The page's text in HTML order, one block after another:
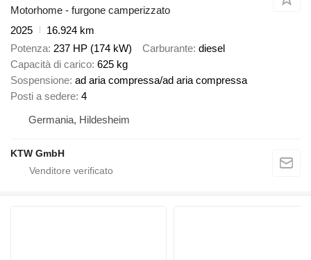
Motorhome - furgone camperizzato
2025
16.924 km
Potenza 237 HP (174 kW) Carburante diesel
Capacità di carico 625 kg
Sospensione ad aria compressa/ad aria compressa
Posti a sedere 4
Germania, Hildesheim
KTW GmbH